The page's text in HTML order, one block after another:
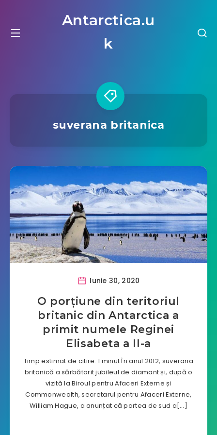
Antarctica.u
k
suverana britanica
Iunie 30, 2020
O porțiune din teritoriul
britanic din Antarctica a
primit numele Reginei
Elisabeta a II-a
Timp estimat de citire: 1 minut În anul 2012, suverana
britanică a sărbătorit jubileul de diamant și, după o
vizită la Biroul pentru Afaceri Externe și
Commonwealth, secretarul pentru Afaceri Externe,
William Hague, a anunțat că partea de sud a[…]